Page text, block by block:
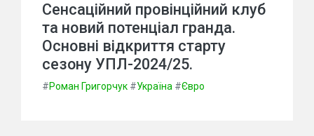
Сенсаційний провінційний клуб
та новий потенціал гранда.
Основні відкриття старту
сезону УПЛ-2024/25.
#Роман Григорчук #Україна #Євро